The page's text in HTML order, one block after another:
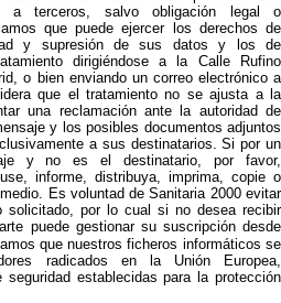
a terceros, salvo obligación legal o
que puede ejercer los derechos de
y supresión de sus datos y los de
dirigiéndose a la Calle Rufino
o bien enviando un correo electrónico a
que el tratamiento no se ajusta a la
una reclamación ante la autoridad de
y los posibles documentos adjuntos
a sus destinatarios. Si por un
y no es el destinatario, por favor,
informe, distribuya, imprima, copie o
Es voluntad de Sanitaria 2000 evitar
solicitado, por lo cual si no desea recibir
puede gestionar su suscripción desde
que nuestros ficheros informáticos se
radicados en la Unión Europea,
establecidas para la protección